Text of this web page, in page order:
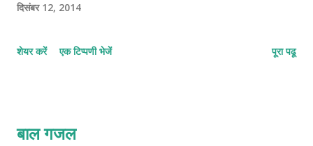
दिसंबर 12, 2014
शेयर करें एक टिप्पणी भेजें पूरा पढू
बाल गजल